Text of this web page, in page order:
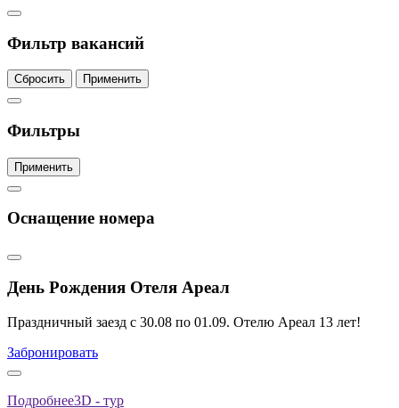
Фильтр вакансий
Сбросить Применить
Фильтры
Применить
Оснащение номера
День Рождения Отеля Ареал
Праздничный заезд с 30.08 по 01.09. Отелю Ареал 13 лет!
Забронировать
Подробнее3D - тур